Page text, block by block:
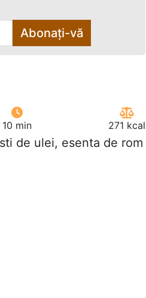
Abonați-vă
10 min 271 kcal
de ulei, esenta de rom